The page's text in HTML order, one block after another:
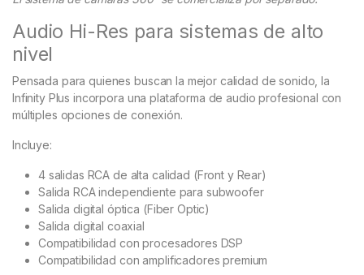
Audio Hi-Res para sistemas de alto
nivel
Pensada para quienes buscan la mejor calidad de sonido, la
Infinity Plus incorpora una plataforma de audio profesional con
múltiples opciones de conexión.
Incluye:
4 salidas RCA de alta calidad (Front y Rear)
Salida RCA independiente para subwoofer
Salida digital óptica (Fiber Optic)
Salida digital coaxial
Compatibilidad con procesadores DSP
Compatibilidad con amplificadores premium